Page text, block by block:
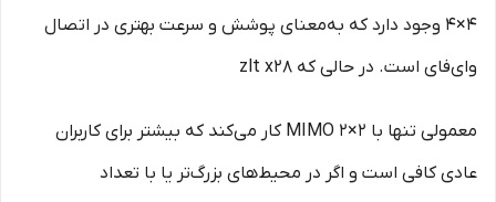
4×۴ وجود دارد که به‌معنای پوشش و سرعت بهتری در اتصال
وای‌فای است. در حالی که zlt x28
معمولی تنها با MIMO 2×۲ کار می‌کند که بیشتر برای کاربران
عادی کافی است و اگر در محیط‌های بزرگ‌تر یا با تعداد